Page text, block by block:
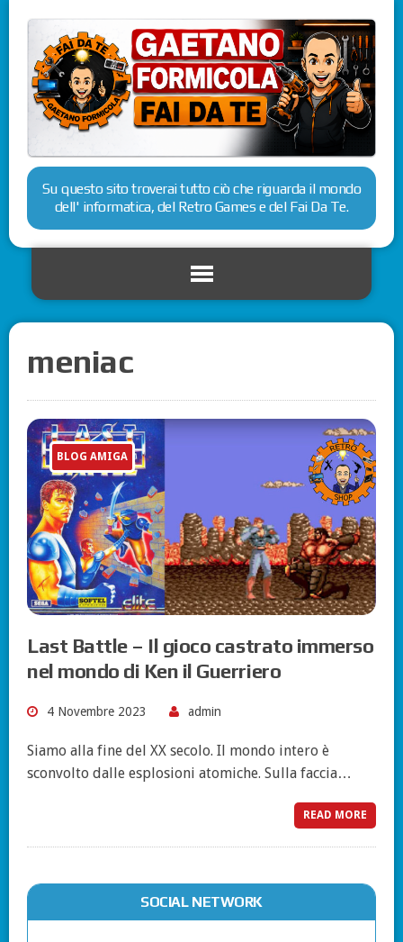
Su questo sito troverai tutto ciò che riguarda il mondo
dell' informatica, del Retro Games e del Fai Da Te.
meniac
BLOG AMIGA
Last Battle – Il gioco castrato immerso
nel mondo di Ken il Guerriero
4 Novembre 2023 admin
Siamo alla fine del XX secolo. Il mondo intero è
sconvolto dalle esplosioni atomiche. Sulla faccia…
READ MORE
SOCIAL NETWORK